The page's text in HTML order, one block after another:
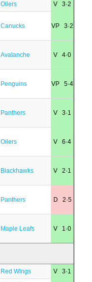
Oilers V 3·2
Canucks VP 3·2
Avalanche V 4·0
Penguins VP 5·4
Panthers V 3·1
Oilers V 6·4
Blackhawks V 2·1
Panthers D 2·5
Maple Leafs V 1·0
Red Wings V 3·1